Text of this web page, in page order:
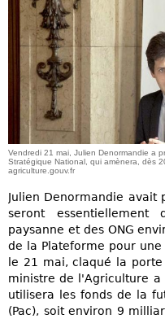
Vendredi 21 mai, Julien Denormandie a
Stratégique National, qui amènera, dès
agriculture.gouv.fr
Julien Denormandie avait
seront
paysanne et des ONG
de la Plateforme pour
le 21 mai, claqué la
ministre de l'Agriculture a
utilisera les fonds de la
(Pac), soit environ 9